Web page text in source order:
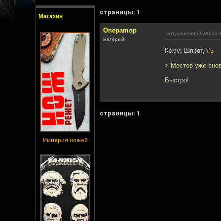
Магазин
Империя ножей
cтраницы: 1
Onepamop
матёрый
отправлено 29.08.13
Кому: Шпрот, #5
> Местов уже
Быстро!
cтраницы: 1